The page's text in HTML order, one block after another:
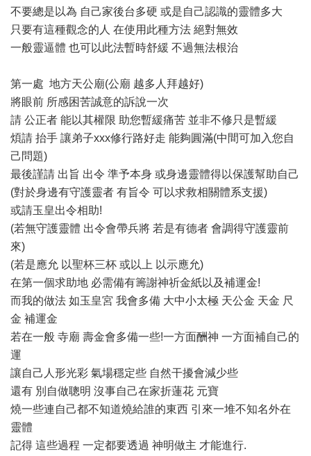
不要總是以為 自己家後台多硬 或是自己認識的靈體多大
只要有這種觀念的人 在使用此種方法 絕對無效
一般靈逼體 也可以此法暫時舒緩 不過無法根治
第一處 地方天公廟(公廟 越多人拜越好)
將眼前 所感困苦誠意的訴說一次
請 公正者 能以其權限 助您暫緩痛苦 並非不修只是暫緩
煩請 抬手 讓弟子xxx修行路好走 能夠圓滿(中間可加入您自
己問題)
最後謹請 出旨 出令 準予本身 或身邊靈體得以保護幫助自己
(對於身邊有守護靈者 有旨令 可以求救相關體系支援)
或請玉皇出令相助!
(若無守護靈體 出令會帶兵將 若是有德者 會調得守護靈前
來)
(若是應允 以聖杯三杯 或以上 以示應允)
在第一個求助地 必需備有籌謝神祈金紙以及補運金!
而我的做法 如玉皇宮 我會多備 大中小太極 天公金 天金 尺
金 補運金
若在一般 寺廟 壽金會多備一些!一方面酬神 一方面補自己的
運
讓自己人形光彩 氣場穩定些 自然干擾會減少些
還有 別自做聰明 沒事自己在家折蓮花 元寶
燒一些連自己都不知道燒給誰的東西 引來一堆不知名外在
靈體
記得 這些過程 一定都要透過 神明做主 才能進行.